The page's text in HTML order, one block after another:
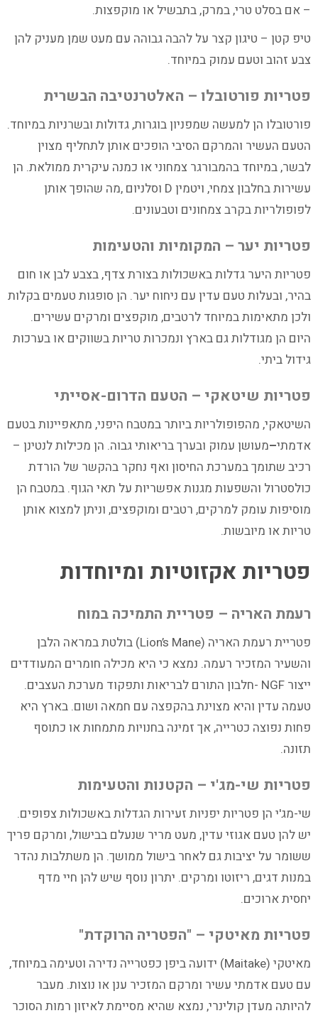
– אם בסלט טרי, במרק, בתבשיל או מוקפצות.
טיפ קטן – טיגון קצר על להבה גבוהה עם מעט שמן מעניק להן
צבע זהוב וטעם עמוק במיוחד.
פטריות פורטובלו – האלטרנטיבה הבשרית
פורטובלו הן למעשה שמפניון בוגרות, גדולות ובשרניות במיוחד.
הטעם העשיר והמרקם הסיבי הופכים אותן לתחליף מצוין
לבשר, במיוחד בהמבורגר צמחוני או כמנה עיקרית ממולאת. הן
עשירות בחלבון צמחי, ויטמין D וסלניום ,מה שהופך אותן
לפופולריות בקרב צמחונים וטבעונים.
פטריות יער – המקומיות והטעימות
פטריות היער גדלות באשכולות בצורת צדף, בצבע לבן או חום
בהיר, ובעלות טעם עדין עם ניחוח יער. הן סופגות טעמים בקלות
ולכן מתאימות במיוחד לרטבים, מוקפצים ומרקים עשירים.
היום הן מגודלות גם בארץ ונמכרות טריות בשווקים או בערכות
גידול ביתי.
פטריות שיטאקי – הטעם הדרום-אסייתי
השיטאקי, מהפופולריות ביותר במטבח היפני, מתאפיינות בטעם
אדמתי–מעושן עמוק ובערך בריאותי גבוה. הן מכילות לנטינן –
רכיב שתומך במערכת החיסון ואף נחקר בהקשר של הורדת
כולסטרול והשפעות מגנות אפשריות על תאי הגוף. במטבח הן
מוסיפות עומק למרקים, רטבים ומוקפצים, וניתן למצוא אותן
טריות או מיובשות.
פטריות אקזוטיות ומיוחדות
רעמת האריה – פטריית התמיכה במוח
פטריית רעמת האריה (Lion’s Mane) בולטת במראה הלבן
והשעיר המזכיר רעמה. נמצא כי היא מכילה חומרים המעודדים
ייצור NGF -חלבון התורם לבריאות ותפקוד מערכת העצבים.
טעמה עדין והיא מצוינת בהקפצה עם חמאה ושום. בארץ היא
פחות נפוצה כטרייה, אך זמינה בחנויות מתמחות או כתוסף
תזונה.
פטריות שי-מג'י – הקטנות והטעימות
שי-מג'י הן פטריות יפניות זעירות הגדלות באשכולות צפופים.
יש להן טעם אגוזי עדין, מעט מריר שנעלם בבישול, ומרקם פריך
ששומר על יציבות גם לאחר בישול ממושך. הן משתלבות נהדר
במנות דגים, ריזוטו ומרקים. יתרון נוסף שיש להן חיי מדף
יחסית ארוכים.
פטריות מאיטקי – "הפטריה הרוקדת"
מאיטקי (Maitake) ידועה ביפן כפטרייה נדירה וטעימה במיוחד,
עם טעם אדמתי עשיר ומרקם המזכיר ענן או נוצות. מעבר
להיותה מעדן קולינרי, נמצא שהיא מסיימת לאיזון רמות הסוכר